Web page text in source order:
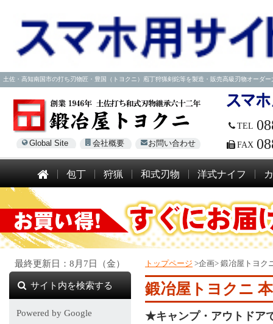
土佐・高知南国市の打ち刃物匠・豊国（トヨクニ）庖丁狩猟剣鉈等を製造・販売高級刃物オーダ
Global Site 会社概要 お問い合わせ
TEL
FAX
包丁 狩猟 和式刃物 洋式ナイフ
トップページ >企画> 鍛冶屋トヨク
鍛冶屋トヨクニ
★キャンプ・アウトドア
最終更新日：8月7日（金）
サイト内を検索する
Powered by Google